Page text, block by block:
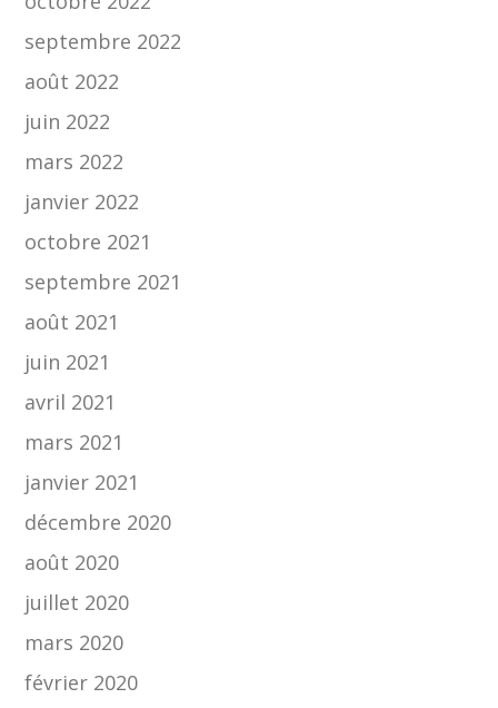
septembre 2022
août 2022
juin 2022
mars 2022
janvier 2022
octobre 2021
septembre 2021
août 2021
juin 2021
avril 2021
mars 2021
janvier 2021
décembre 2020
août 2020
juillet 2020
mars 2020
février 2020